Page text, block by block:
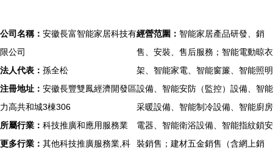
公司名稱： 安徽長富智能家居科技有
限公司
法人代表： 孫全松
注冊地址： 安徽長豐雙鳳經濟開發區
力高共和城3棟306
所屬行業： 科技推廣和應用服務業
更多行業： 其他科技推廣服務業,科
經營范圍： 智能家居產品研發、銷
售、安裝、售后服務；智能電動晾衣
架、智能家電、智能窗簾、智能照明
設備、智能安防（監控）設備、智能
采暖設備、智能制冷設備、智能廚房
電器、智能衛浴設備、智能指紋鎖安
裝銷售；建材五金銷售（含網上銷